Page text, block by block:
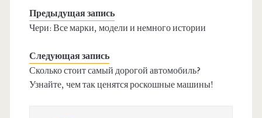
Предыдущая запись
Чери: Все марки, модели и немного истории
Следующая запись
Сколько стоит самый дорогой автомобиль?
Узнайте, чем так ценятся роскошные машины!